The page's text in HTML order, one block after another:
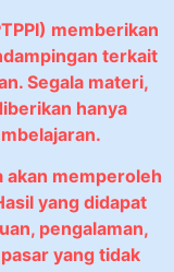
memberikan
terkait
Segala materi,
hanya
akan memperoleh
yang didapat
pengalaman,
yang tidak